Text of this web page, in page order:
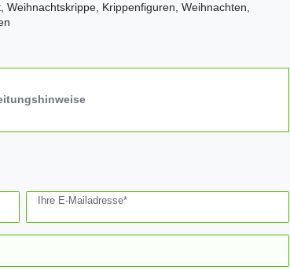
Krippenfiguren, Weihnachten,
Ihre E-Mailadresse*